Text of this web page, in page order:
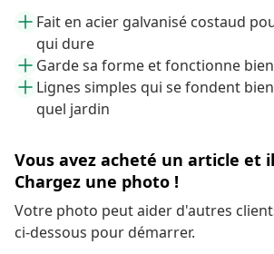
Fait en acier galvanisé costaud
qui dure
Garde sa forme et fonctionne
Lignes simples qui se fondent
quel jardin
Vous avez acheté un article et
Chargez une photo !
Votre photo peut aider d'autres
ci-dessous pour démarrer.